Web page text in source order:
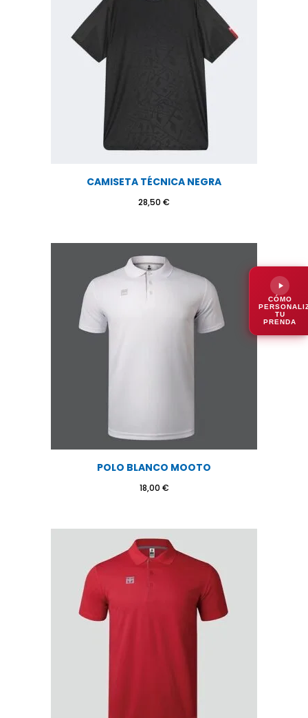
CAMISETA TÉCNICA NEGRA
28,50 €
POLO BLANCO MOOTO
18,00 €
CÓMO
TU
PRENDA